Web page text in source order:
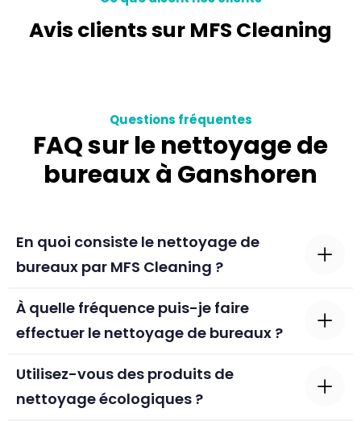
Avis clients sur MFS Cleaning
Questions fréquentes
FAQ sur le nettoyage de
bureaux à Ganshoren
En quoi consiste le nettoyage de
bureaux par MFS Cleaning ?
À quelle fréquence puis-je faire
effectuer le nettoyage de bureaux ?
Utilisez-vous des produits de
nettoyage écologiques ?